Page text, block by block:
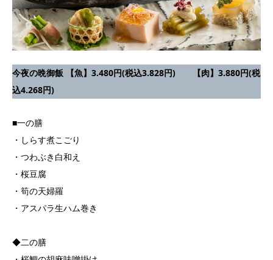
今夜の晩御飯 【魚】3.480円(税込3.828円) 【肉】3.880円(税
込4.268円)
■一の膳
・しらす煮こごり
・つわぶき白和え
・桜豆腐
・筍の天婦羅
・アスパラ生ハム巻き
◆二の膳